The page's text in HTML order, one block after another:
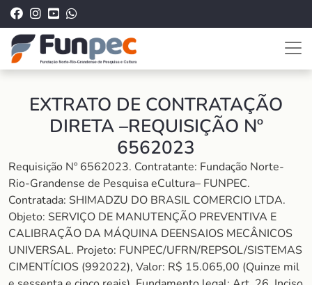
EXTRATO DE CONTRATAÇÃO
DIRETA –REQUISIÇÃO Nº
6562023
Requisição Nº 6562023. Contratante: Fundação Norte-
Rio-Grandense de Pesquisa eCultura– FUNPEC.
Contratada: SHIMADZU DO BRASIL COMERCIO LTDA.
Objeto: SERVIÇO DE MANUTENÇÃO PREVENTIVA E
CALIBRAÇÃO DA MÁQUINA DEENSAIOS MECÂNICOS
UNIVERSAL. Projeto: FUNPEC/UFRN/REPSOL/SISTEMAS
CIMENTÍCIOS (992022), Valor: R$ 15.065,00 (Quinze mil